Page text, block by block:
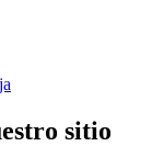
sitio